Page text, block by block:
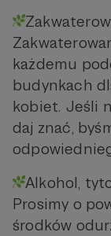
każdemu
budynkach
kobiet. Jeśli
daj znać,
Alkohol,
Prosimy o
środków